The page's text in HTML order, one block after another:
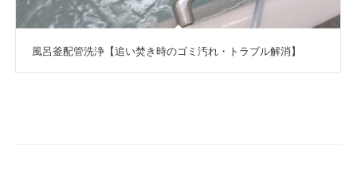
風呂釜配管洗浄【追い焚き時のゴミ汚れ・トラブル解消】